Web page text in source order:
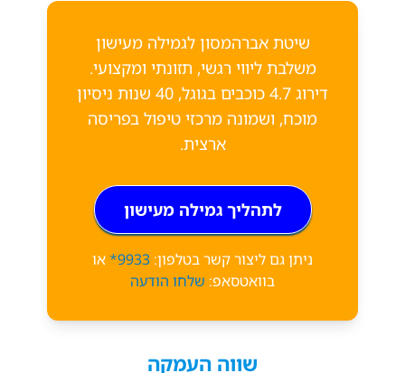
שיטת אברהמסון לגמילה מעישון
משלבת ליווי רגשי, תזונתי ומקצועי.
דירוג 4.7 כוכבים בגוגל, 40 שנות ניסיון
מוכח, ושמונה מרכזי טיפול בפריסה
ארצית.
לתהליך גמילה מעישון
ניתן גם ליצור קשר בטלפון: 9933* או
בוואטסאפ: שלחו הודעה
שווה העמקה